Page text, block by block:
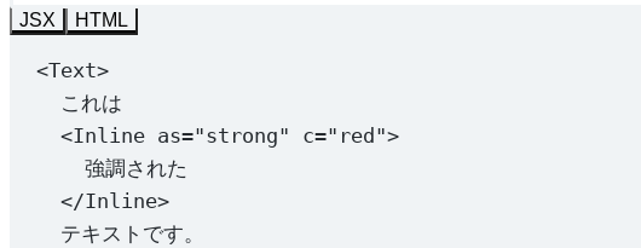
JSX HTML
<Text>
これは
<Inline as="strong" c="red">
強調された
</Inline>
テキストです。